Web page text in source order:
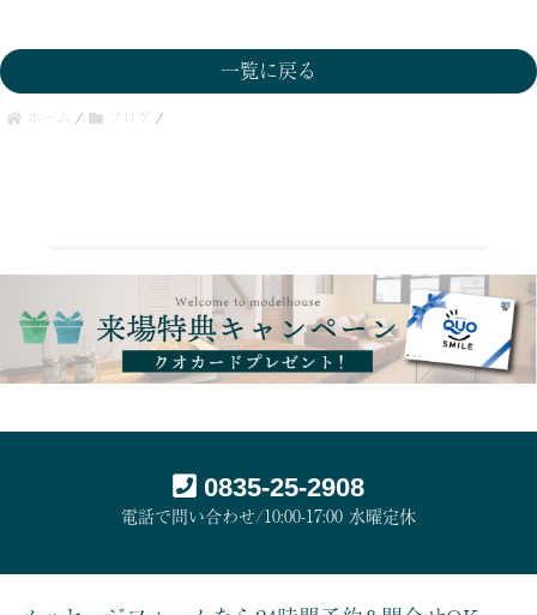
一覧に戻る
ホーム / ブログ /
0835-25-2908
電話で問い合わせ/10:00-17:00 水曜定休